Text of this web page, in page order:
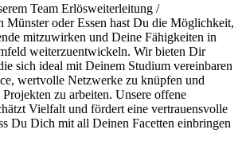
Team Erlösweiterleitung /
Münster oder Essen hast Du die Möglichkeit,
mitzuwirken und Deine Fähigkeiten in
weiterzuentwickeln. Wir bieten Dir
sich ideal mit Deinem Studium vereinbaren
wertvolle Netzwerke zu knüpfen und
zu arbeiten. Unsere offene
Vielfalt und fördert eine vertrauensvolle
Du Dich mit all Deinen Facetten einbringen